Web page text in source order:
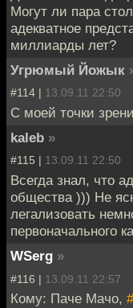
Могут ли пара
адекватное
миллиарды лет?
Угрюмый Йожык
#114 | 13.09.11 22:50
С моей точки
kaleb »
#115 | 13.09.11 22:50
Всегда знал, что
общества ))) Не
легализовать
первоначального
WSerg »
#116 | 13.09.11 22:57
Кому: Паче Мачо,